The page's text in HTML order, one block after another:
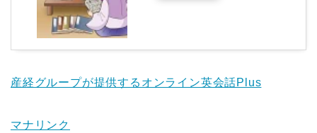
産経グループが提供するオンライン英会話Plus
マナリンク